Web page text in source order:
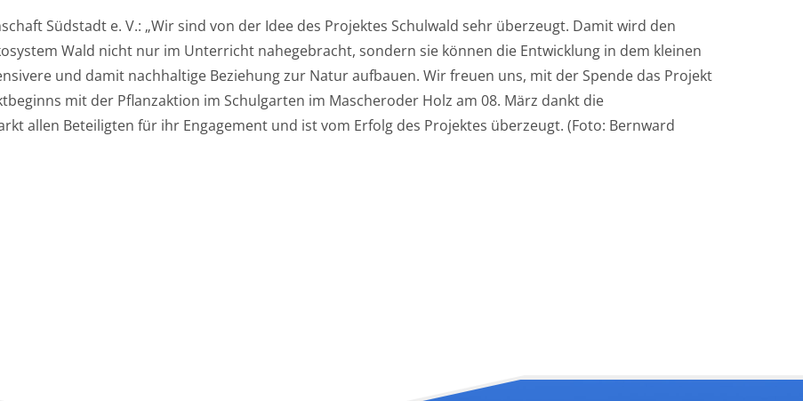
Südstadt e. V.: „Wir sind von der Idee des Projektes Schulwald sehr überzeugt. Damit wird den
Wald nicht nur im Unterricht nahegebracht, sondern sie können die Entwicklung in dem kleinen
und damit nachhaltige Beziehung zur Natur aufbauen. Wir freuen uns, mit der Spende das Projekt
mit der Pflanzaktion im Schulgarten im Mascheroder Holz am 08. März dankt die
allen Beteiligten für ihr Engagement und ist vom Erfolg des Projektes überzeugt. (Foto: Bernward